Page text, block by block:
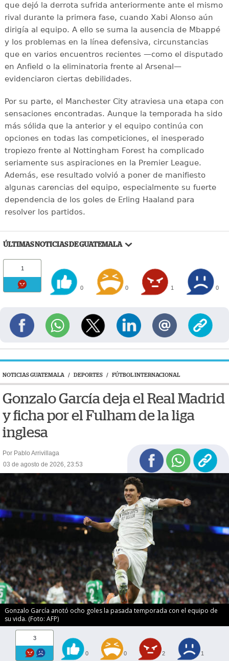
que dejó la derrota sufrida anteriormente ante el mismo
rival durante la primera fase, cuando Xabi Alonso aún
dirigía al equipo. A ello se suma la ausencia de Mbappé
y los problemas en la línea defensiva, circunstancias
que en varios encuentros recientes —como el disputado
en Anfield o la eliminatoria frente al Arsenal—
evidenciaron ciertas debilidades.
Por su parte, el Manchester City atraviesa una etapa con
sensaciones encontradas. Aunque la temporada ha sido
más sólida que la anterior y el equipo continúa con
opciones en todas las competiciones, el inesperado
tropiezo frente al Nottingham Forest ha complicado
seriamente sus aspiraciones en la Premier League.
Además, ese resultado volvió a poner de manifiesto
algunas carencias del equipo, especialmente su fuerte
dependencia de los goles de Erling Haaland para
resolver los partidos.
ÚLTIMAS NOTICIAS DE GUATEMALA
1
0 0 1 0
NOTICIAS GUATEMALA / DEPORTES / FÚTBOL INTERNACIONAL
Gonzalo García deja el Real Madrid
y ficha por el Fulham de la liga
inglesa
Por Pablo Arrivillaga
03 de agosto de 2026, 23:53
Gonzalo García anotó ocho goles la pasada temporada con el equipo de
su vida. (Foto: AFP)
3
0 0 2 1